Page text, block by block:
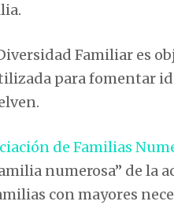
Familiar es
para fomentar
de Familias
numerosa” de la
con mayores